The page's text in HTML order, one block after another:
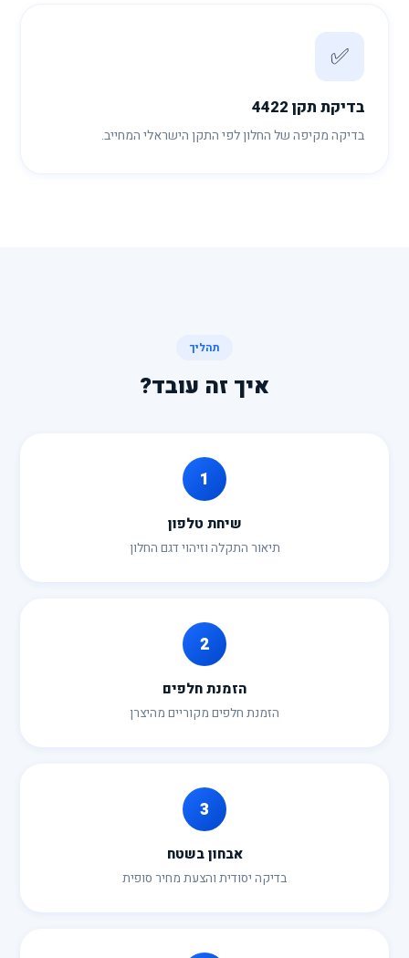
✅
בדיקת תקן 4422
בדיקה מקיפה של החלון לפי התקן הישראלי המחייב.
תהליך
איך זה עובד?
1
שיחת טלפון
תיאור התקלה וזיהוי דגם החלון
2
הזמנת חלפים
הזמנת חלפים מקוריים מהיצרן
3
אבחון בשטח
בדיקה יסודית והצעת מחיר סופית